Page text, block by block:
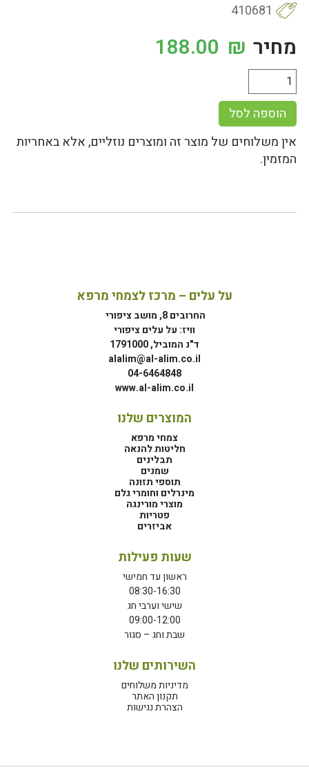
410681
מחיר 188.00 ₪
הוספה לסל
אין משלוחים של מוצר זה ומוצרים נוזליים, אלא באחריות
המזמין.
על עלים – מרכז לצמחי מרפא
החרובים 8, מושב ציפורי
וויז: על עלים ציפורי
ד"נ המוביל, 1791000
alalim@al-alim.co.il
04-6464848
www.al-alim.co.il
המוצרים שלנו
צמחי מרפא
חליטות להנאה
תבלינים
שמנים
תוספי תזונה
מינרלים וחומרי גלם
מוצרי מורינגה
פטריות
אביזרים
שעות פעילות
ראשון עד חמישי
08:30-16:30
שישי וערבי חג
09:00-12:00
שבת וחג – סגור
השירותים שלנו
מדיניות משלוחים
תקנון האתר
הצהרת נגישות